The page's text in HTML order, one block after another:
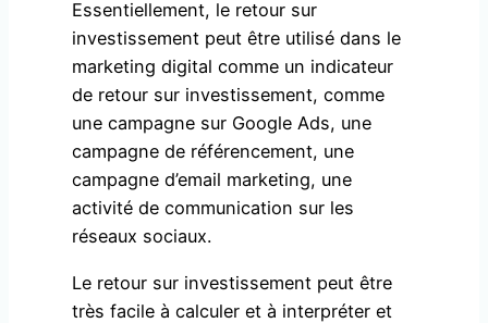
Essentiellement, le retour sur
investissement peut être utilisé dans le
marketing digital comme un indicateur
de retour sur investissement, comme
une campagne sur Google Ads, une
campagne de référencement, une
campagne d’email marketing, une
activité de communication sur les
réseaux sociaux.
Le retour sur investissement peut être
très facile à calculer et à interpréter et